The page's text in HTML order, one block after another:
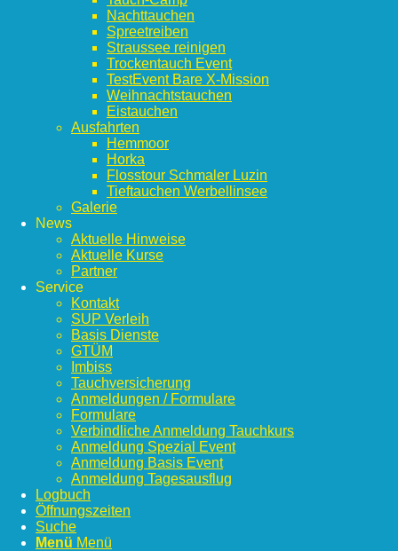
Nachttauchen
Spreetreiben
Straussee reinigen
Trockentauch Event
TestEvent Bare X-Mission
Weihnachtstauchen
Eistauchen
Ausfahrten
Hemmoor
Horka
Flosstour Schmaler Luzin
Tieftauchen Werbellinsee
Galerie
News
Aktuelle Hinweise
Aktuelle Kurse
Partner
Service
Kontakt
SUP Verleih
Basis Dienste
GTÜM
Imbiss
Tauchversicherung
Anmeldungen / Formulare
Formulare
Verbindliche Anmeldung Tauchkurs
Anmeldung Spezial Event
Anmeldung Basis Event
Anmeldung Tagesausflug
Logbuch
Öffnungszeiten
Suche
Menü Menü